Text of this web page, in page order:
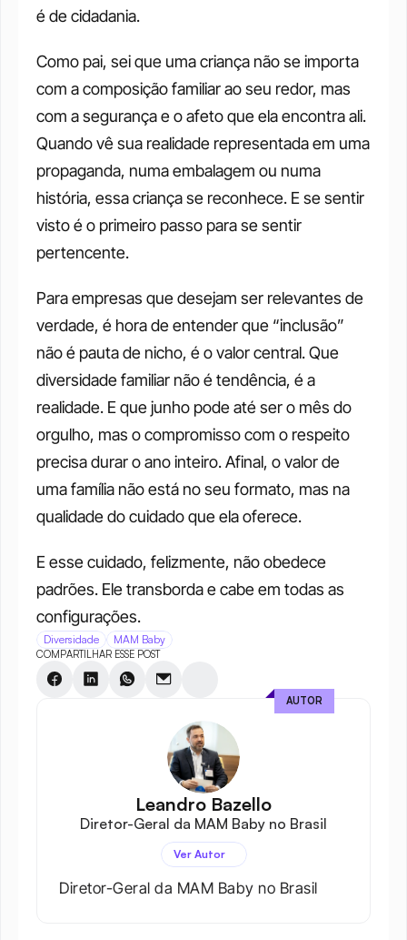
é de cidadania.
Como pai, sei que uma criança não se importa
com a composição familiar ao seu redor, mas
com a segurança e o afeto que ela encontra ali.
Quando vê sua realidade representada em uma
propaganda, numa embalagem ou numa
história, essa criança se reconhece. E se sentir
visto é o primeiro passo para se sentir
pertencente.
Para empresas que desejam ser relevantes de
verdade, é hora de entender que “inclusão”
não é pauta de nicho, é o valor central. Que
diversidade familiar não é tendência, é a
realidade. E que junho pode até ser o mês do
orgulho, mas o compromisso com o respeito
precisa durar o ano inteiro. Afinal, o valor de
uma família não está no seu formato, mas na
qualidade do cuidado que ela oferece.
E esse cuidado, felizmente, não obedece
padrões. Ele transborda e cabe em todas as
configurações.
Diversidade MAM Baby
COMPARTILHAR ESSE POST
Leandro Bazello
Diretor-Geral da MAM Baby no Brasil
Ver Autor
Diretor-Geral da MAM Baby no Brasil
AUTOR